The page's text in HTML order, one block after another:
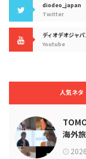
diodeo_japan
Twitter
ディオデオジャ
Youtube
人気ネタ
海外